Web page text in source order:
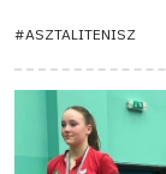
#ASZTALITENISZ